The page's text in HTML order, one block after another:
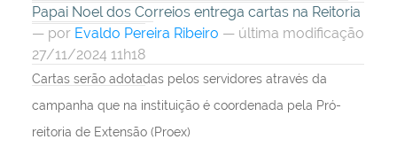
Papai Noel dos Correios entrega cartas na Reitoria
— por Evaldo Pereira Ribeiro — última modificação
27/11/2024 11h18
Cartas serão adotadas pelos servidores através da
campanha que na instituição é coordenada pela Pró-
reitoria de Extensão (Proex)